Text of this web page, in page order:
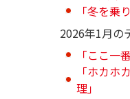
「冬を乗
2026年1月の
「ここ一
「ホカホ
理」